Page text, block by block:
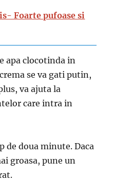
Foarte pufoase si
apa clocotinda in
se va gati putin,
va ajuta la
care intra in
de doua minute. Daca
groasa, pune un